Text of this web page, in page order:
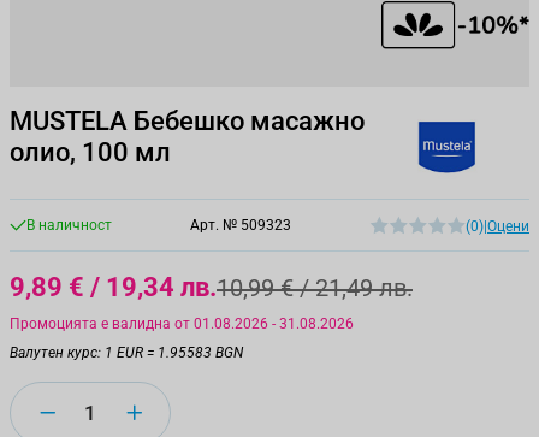
MUSTELA Бебешко масажно
олио, 100 мл
В наличност Арт. № 509323 (0)|Оцени
9,89 € / 19,34 лв.10,99 € / 21,49 лв.
Промоцията е валидна от 01.08.2026 - 31.08.2026
Валутен курс: 1 EUR = 1.95583 BGN
Количество